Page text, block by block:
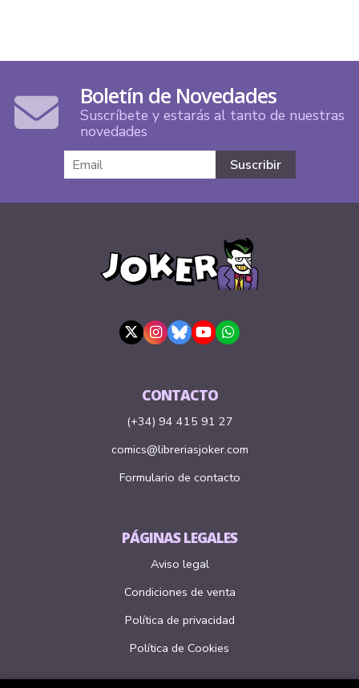
Boletín de Novedades
Suscríbete y estarás al tanto de nuestras
novedades
CONTACTO
(+34) 94 415 91 27
comics@libreriasjoker.com
Formulario de contacto
PÁGINAS LEGALES
Aviso legal
Condiciones de venta
Política de privacidad
Política de Cookies